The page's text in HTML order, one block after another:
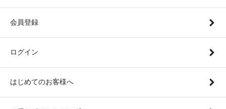
会員登録
ログイン
はじめてのお客様へ